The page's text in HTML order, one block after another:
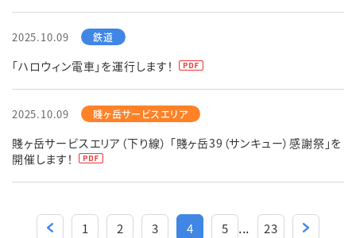
2025.10.09
「ハロウィン電車」を運行します！
2025.10.09
賤ヶ岳サービスエリア（下り線） 「賤ヶ岳39（サンキュー）感謝祭」を
開催します！
1 2 3 4 5 ... 23